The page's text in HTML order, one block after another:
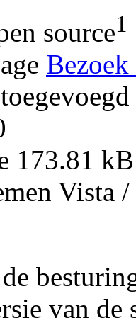
source1
173.81
Vista
van de